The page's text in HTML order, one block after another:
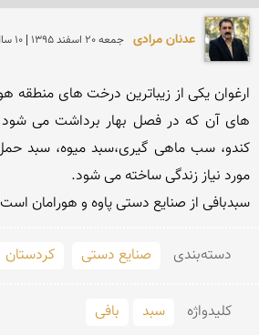
عدنان مرادی جمعه 20 اسفند 1395 | 10 سال پیش
سبدبافی از صنایع دستی پاوە و هورامان است
دسته‌بندی صنایع دستی کردستان
کلید‌واژه سبد بافی